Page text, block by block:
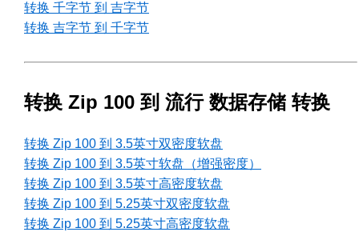
转换 千字节 到 吉字节
转换 吉字节 到 千字节
转换 Zip 100 到 流行 数据存储 转换
转换 Zip 100 到 3.5英寸双密度软盘
转换 Zip 100 到 3.5英寸软盘（增强密度）
转换 Zip 100 到 3.5英寸高密度软盘
转换 Zip 100 到 5.25英寸双密度软盘
转换 Zip 100 到 5.25英寸高密度软盘